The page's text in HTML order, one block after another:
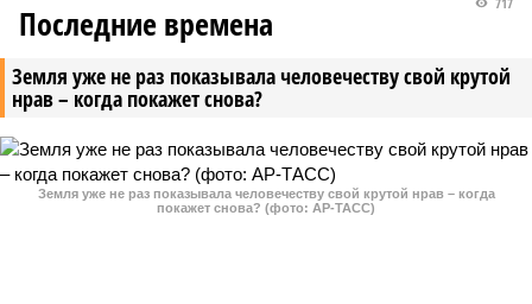
Земля уже не раз показывала человечеству свой крутой
нрав – когда покажет снова?
Последние времена
Земля уже не раз показывала человечеству свой крутой нрав – когда
покажет снова? (фото: АР-ТАСС)